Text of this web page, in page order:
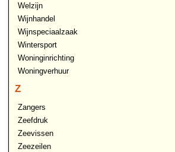
Welzijn
Wijnhandel
Wijnspeciaalzaak
Wintersport
Woninginrichting
Woningverhuur
Z
Zangers
Zeefdruk
Zeevissen
Zeezeilen